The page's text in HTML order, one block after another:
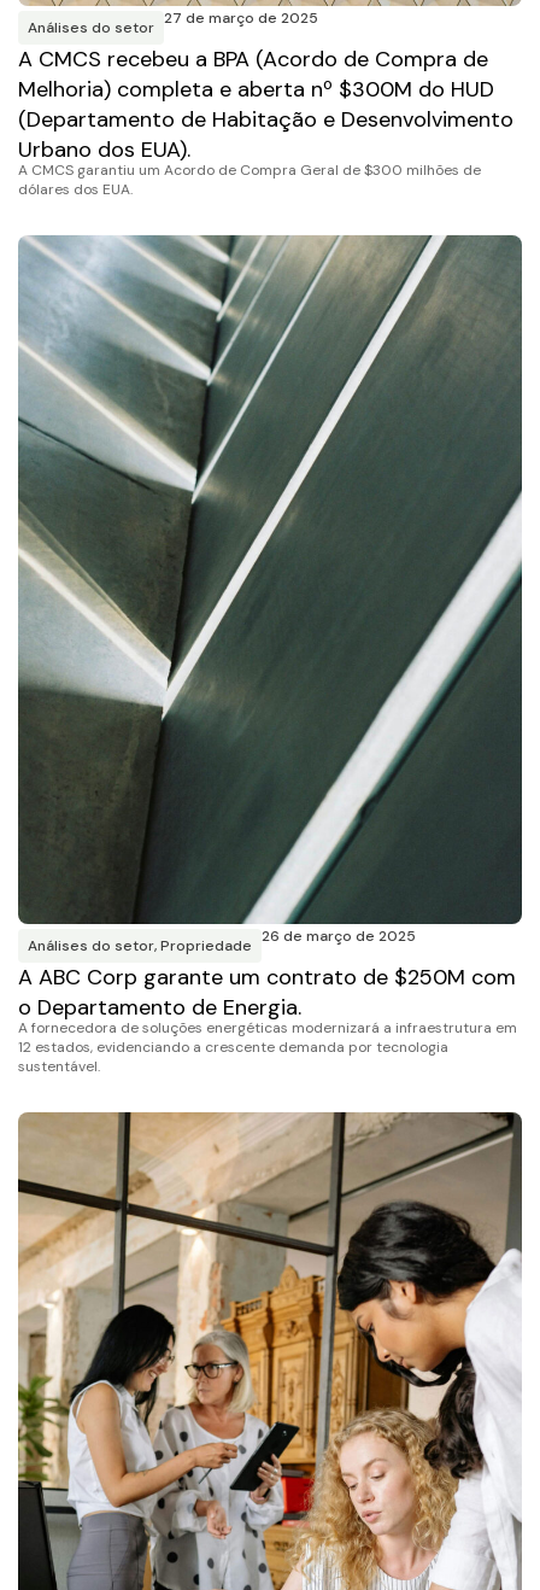
Análises do setor 27 de março de 2025
A CMCS recebeu a BPA (Acordo de Compra de
Melhoria) completa e aberta nº $300M do HUD
(Departamento de Habitação e Desenvolvimento
Urbano dos EUA).
A CMCS garantiu um Acordo de Compra Geral de $300 milhões de
dólares dos EUA.
Análises do setor,Propriedade 26 de março de 2025
A ABC Corp garante um contrato de $250M com
o Departamento de Energia.
A fornecedora de soluções energéticas modernizará a infraestrutura em
12 estados, evidenciando a crescente demanda por tecnologia
sustentável.